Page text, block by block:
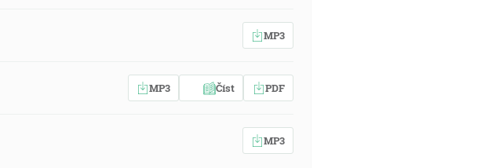
MP3
MP3 Číst PDF
MP3